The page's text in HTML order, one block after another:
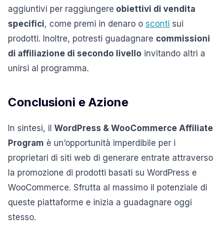
aggiuntivi per raggiungere obiettivi di vendita
specifici, come premi in denaro o sconti sui
prodotti. Inoltre, potresti guadagnare commissioni
di affiliazione di secondo livello invitando altri a
unirsi al programma.
Conclusioni e Azione
In sintesi, il WordPress & WooCommerce Affiliate
Program è un’opportunità imperdibile per i
proprietari di siti web di generare entrate attraverso
la promozione di prodotti basati su WordPress e
WooCommerce. Sfrutta al massimo il potenziale di
queste piattaforme e inizia a guadagnare oggi
stesso.